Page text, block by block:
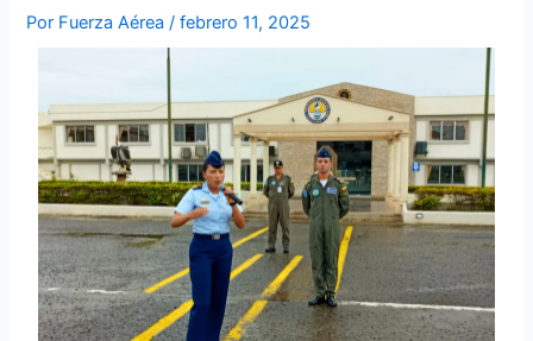
Por Fuerza Aérea/febrero 11, 2025